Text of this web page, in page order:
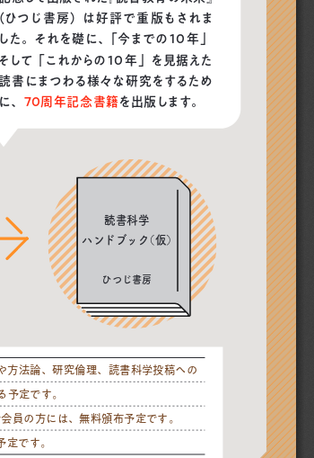
ひつじ書房）は好評で重版もされま
した。それを礎に、「今までの10年」
して「これからの10年」を見据えた
書にまつわる様々な研究をするため
に、70周年記念書籍を出版します。
方法論、研究倫理、読書科学投稿への
予定です。
員の方には、無料頒布予定です。
です。
読書科学
ハンドブック（仮）
ひつじ書房